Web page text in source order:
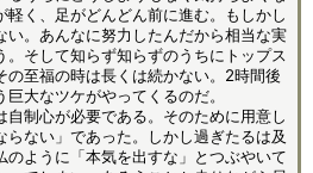
軽く、足がどんどん前に進む。もしかし
い。あんなに努力したんだから相当な実
。そして知らず知らずのうちにトップス
の至福の時は長くは続かない。2時間後
大なツケがやってくるのだ。
制心が必要である。そのために用意し
らない」であった。しかし過ぎたるは及
のように「本気を出すな」とつぶやいて